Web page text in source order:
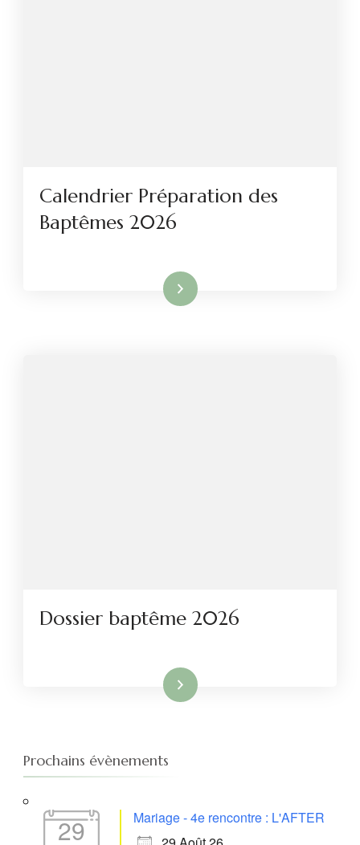
Calendrier Préparation des
Baptêmes 2026
Lire la suite
Dossier baptême 2026
Lire la suite
Prochains évènements
29
Mariage - 4e rencontre : L'AFTER